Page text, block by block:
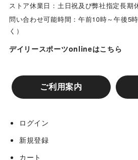
千里山パンサーズ
キングジュニアーズ ・高槻ホークス
枚方香里フェニックス
川越パンサーズ
ストア休業日：土日祝及び弊社指定長期
問い合わせ可能時間：午前10時～午後5
く）
デイリースポーツonlineはこちら
ご利用案内
ログイン
新規登録
カート